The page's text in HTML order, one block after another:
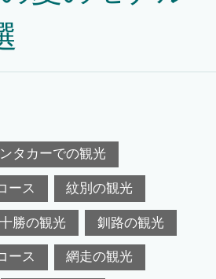
タカーでの観光
ース 紋別の観光
十勝の観光 釧路の観光
ース 網走の観光